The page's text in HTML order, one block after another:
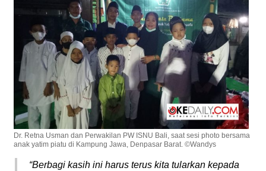
Dr. Retna Usman dan Perwakilan PW ISNU Bali, saat sesi photo bersama
anak yatim piatu di Kampung Jawa, Denpasar Barat. ©Wandys
“Berbagi kasih ini harus terus kita tularkan kepada